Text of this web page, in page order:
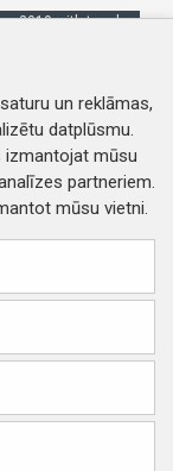
2019 with touch
Zasulauka iela
un reklāmas,
datplūsmu.
izmantojat mūsu
partneriem.
mūsu vietni.